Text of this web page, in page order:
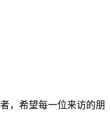
，希望每一位来访的朋